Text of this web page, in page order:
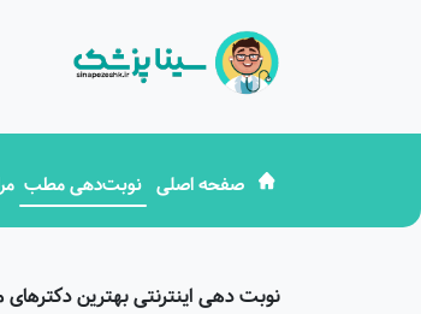
صفحه اصلی نوبت‌دهی مطب
نوبت دهی اینترنتی بهترین